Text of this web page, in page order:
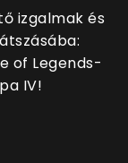
izgalmak és
of Legends-
IV!